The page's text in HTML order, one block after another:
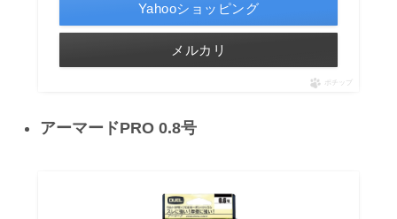
Yahooショッピング
メルカリ
ポチップ
アーマードPRO 0.8号